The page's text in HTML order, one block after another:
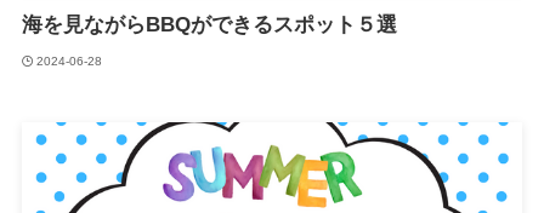
海を見ながらBBQができるスポット５選
2024-06-28